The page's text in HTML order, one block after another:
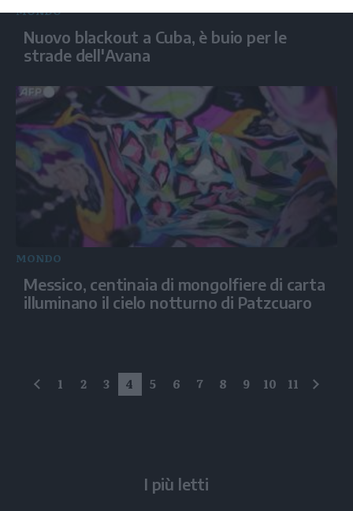
MONDO
Nuovo blackout a Cuba, è buio per le
strade dell'Avana
MONDO
Messico, centinaia di mongolfiere di carta
illuminano il cielo notturno di Patzcuaro
precedente
1 2 3 4 5 6 7 8 9 10 11
I più letti